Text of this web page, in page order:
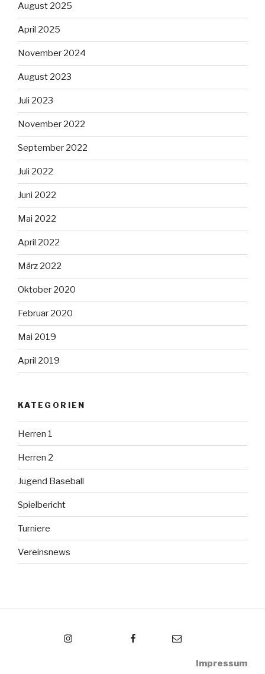
August 2025
April 2025
November 2024
August 2023
Juli 2023
November 2022
September 2022
Juli 2022
Juni 2022
Mai 2022
April 2022
März 2022
Oktober 2020
Februar 2020
Mai 2019
April 2019
KATEGORIEN
Herren 1
Herren 2
Jugend Baseball
Spielbericht
Turniere
Vereinsnews
Email
Impressum